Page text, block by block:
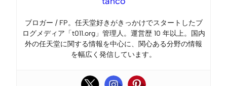
ブロガー / FP。任天堂好きがきっかけでスタートしたブ
ログメディア「t011.org」管理人。運営歴 10 年以上。国内
外の任天堂に関する情報を中心に、関心ある分野の情報
を幅広く発信しています。